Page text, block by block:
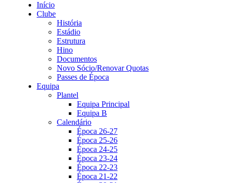
Início
Clube
História
Estádio
Estrutura
Hino
Documentos
Novo Sócio/Renovar Quotas
Passes de Época
Equipa
Plantel
Equipa Principal
Equipa B
Calendário
Época 26-27
Época 25-26
Época 24-25
Época 23-24
Época 22-23
Época 21-22